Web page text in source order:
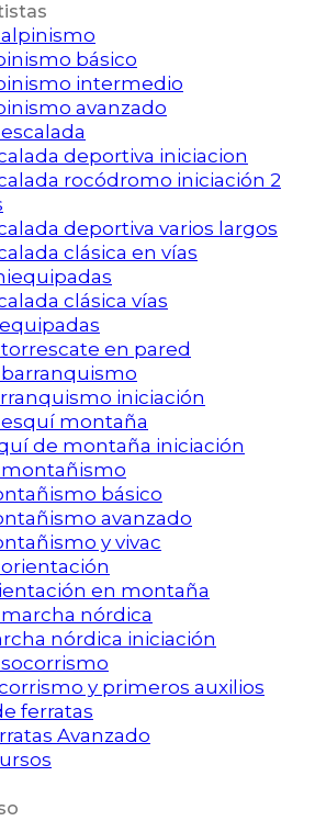
básico
intermedio
avanzado
deportiva iniciacion
rocódromo iniciación 2
deportiva varios largos
clásica en vías
clásica vías
en pared
iniciación
montaña
de montaña iniciación
montañismo
básico
avanzado
y vivac
en montaña
nórdica
nórdica iniciación
y primeros auxilios
ferratas
Avanzado